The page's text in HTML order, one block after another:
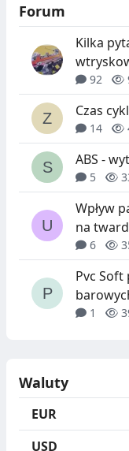
Forum
Kilka
92
Czas
14
ABS -
5
Wpływ
na
6
Pvc Soft
1
Waluty
EUR
USD